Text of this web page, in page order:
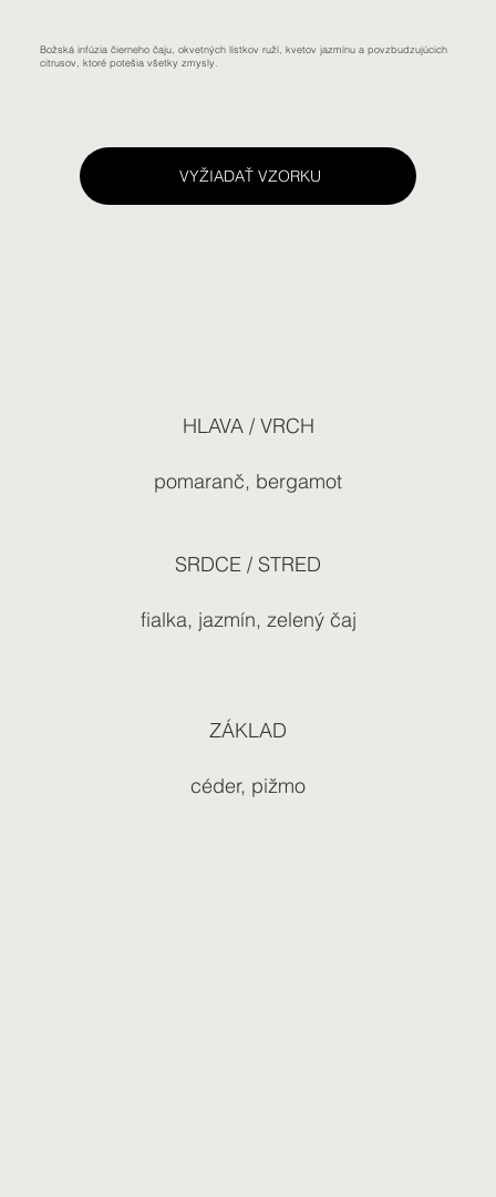
VYŽIADAŤ VZORKU
Božská infúzia čierneho čaju, okvetných lístkov ruží, kvetov jazmínu a povzbudzujúcich
citrusov, ktoré potešia všetky zmysly.
HLAVA / VRCH
pomaranč, bergamot
SRDCE / STRED
fialka, jazmín, zelený čaj
ZÁKLAD
céder, pižmo